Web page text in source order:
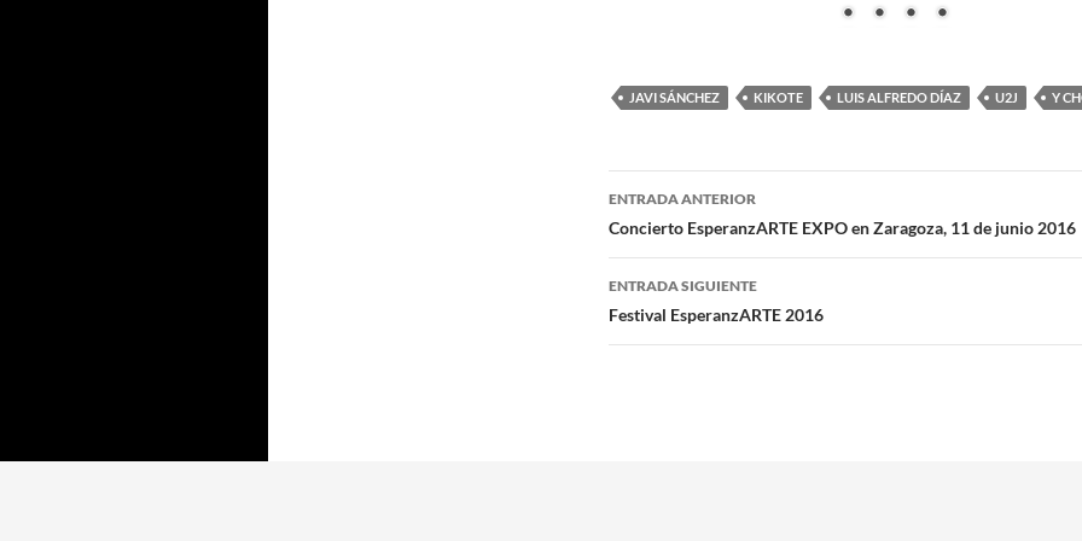
JAVI SÁNCHEZ KIKOTE LUIS ALFREDO DÍAZ U2J Y
Navegación
de
entradas
ENTRADA ANTERIOR
Concierto EsperanzARTE EXPO en Zaragoza, 11 de junio 2016
ENTRADA SIGUIENTE
Festival EsperanzARTE 2016